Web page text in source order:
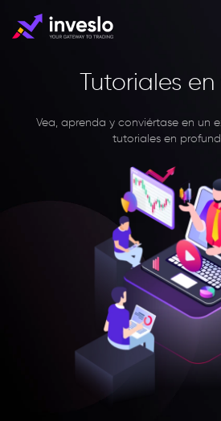
Tutoriales
Vea, aprenda y conviértase en un
tutoriales en